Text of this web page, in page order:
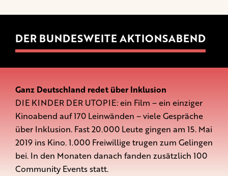
DER BUNDESWEITE AKTIONSABEND
Ganz Deutschland redet über Inklusion
DIE KINDER DER UTOPIE: ein Film – ein einziger
Kinoabend auf 170 Leinwänden – viele Gespräche
über Inklusion. Fast 20.000 Leute gingen am 15. Mai
2019 ins Kino. 1.000 Freiwillige trugen zum Gelingen
bei. In den Monaten danach fanden zusätzlich 100
Community Events statt.